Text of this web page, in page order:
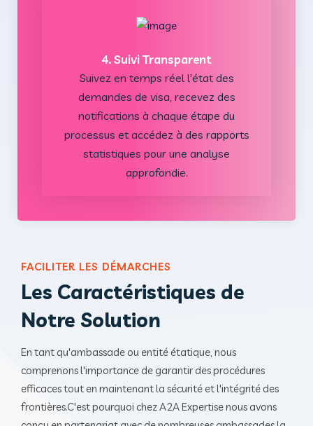
4. Suivi Transparent
Suivez en temps réel l'état des
demandes de visa, recevez des
notifications à chaque étape du
processus et accédez à des rapports
statistiques pour une analyse
approfondie.
FACILITER LES DÉMARCHES
Les Caractéristiques de
Notre Solution
En tant qu'ambassade ou entité étatique, nous
comprenons l'importance de garantir des procédures
efficaces tout en maintenant la sécurité et l'intégrité des
frontières.C'est pourquoi chez A2A Expertise nous avons